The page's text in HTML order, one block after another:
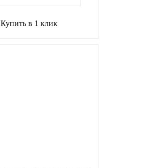
Купить в 1 клик